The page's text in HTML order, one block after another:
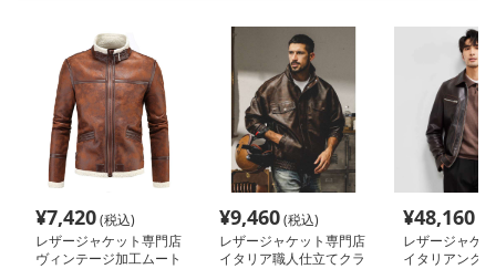
¥7,420(税込)
レザージャケット専門店
ヴィンテージ加工ムート
¥9,460(税込)
レザージャケット専門店
イタリア職人仕立てクラ
¥48,160
レザージャケ
イタリアンク